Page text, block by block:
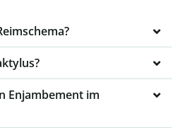
Enjambement im